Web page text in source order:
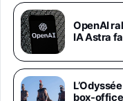
Galaxy S26
1019€1399€
Galaxy S26
892€1199€
OpenAI
IA Astra
box-